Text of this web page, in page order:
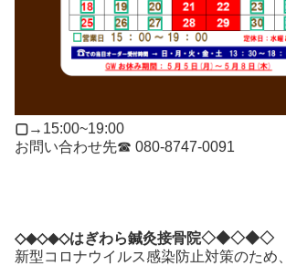
▢→15:00~19:00
お問い合わせ先☎ 080-8747-0091
◇◆◇◆◇はぎわら鍼灸接骨院◇◆◇◆◇
新型コロナウイルス感染防止対策のため、